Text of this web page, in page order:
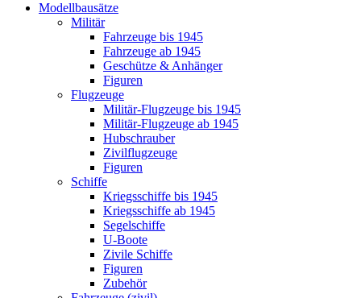
Modellbausätze
Militär
Fahrzeuge bis 1945
Fahrzeuge ab 1945
Geschütze & Anhänger
Figuren
Flugzeuge
Militär-Flugzeuge bis 1945
Militär-Flugzeuge ab 1945
Hubschrauber
Zivilflugzeuge
Figuren
Schiffe
Kriegsschiffe bis 1945
Kriegsschiffe ab 1945
Segelschiffe
U-Boote
Zivile Schiffe
Figuren
Zubehör